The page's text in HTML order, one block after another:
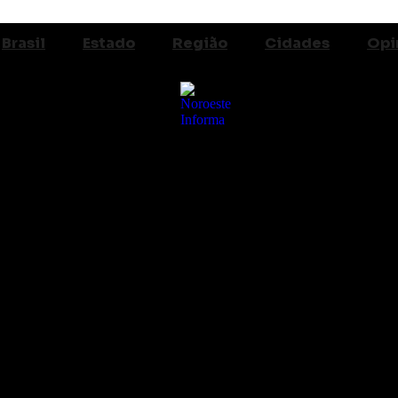
Brasil Estado Região Cidades